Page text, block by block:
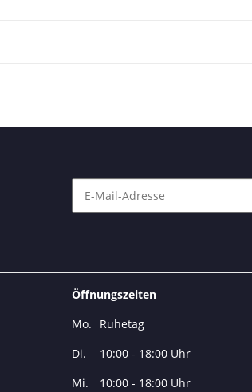
Öffnungszeiten
Mo.
Ruhetag
Di.
10:00 - 18:00 Uhr
Mi.
10:00 - 18:00 Uhr